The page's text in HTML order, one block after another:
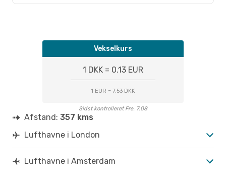
Vekselkurs
1 DKK = 0.13 EUR
1 EUR = 7.53 DKK
Sidst kontrolleret Fre. 7.08
Afstand: 357 kms
Lufthavne i London
Lufthavne i Amsterdam